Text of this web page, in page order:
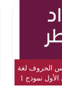
الحروف لغة
نموذج 1